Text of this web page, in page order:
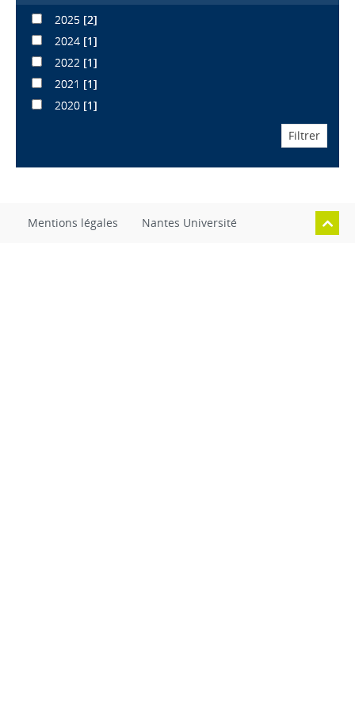
2025 [2]
2024 [1]
2022 [1]
2021 [1]
2020 [1]
Mentions légales Nantes Université